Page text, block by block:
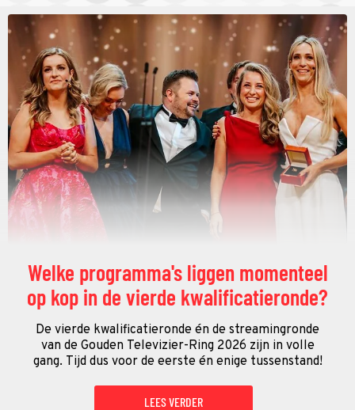
Welke programma's liggen momenteel
op kop in de vierde kwalificatieronde?
De vierde kwalificatieronde én de streamingronde
van de Gouden Televizier-Ring 2026 zijn in volle
gang. Tijd dus voor de eerste én enige tussenstand!
LEES VERDER